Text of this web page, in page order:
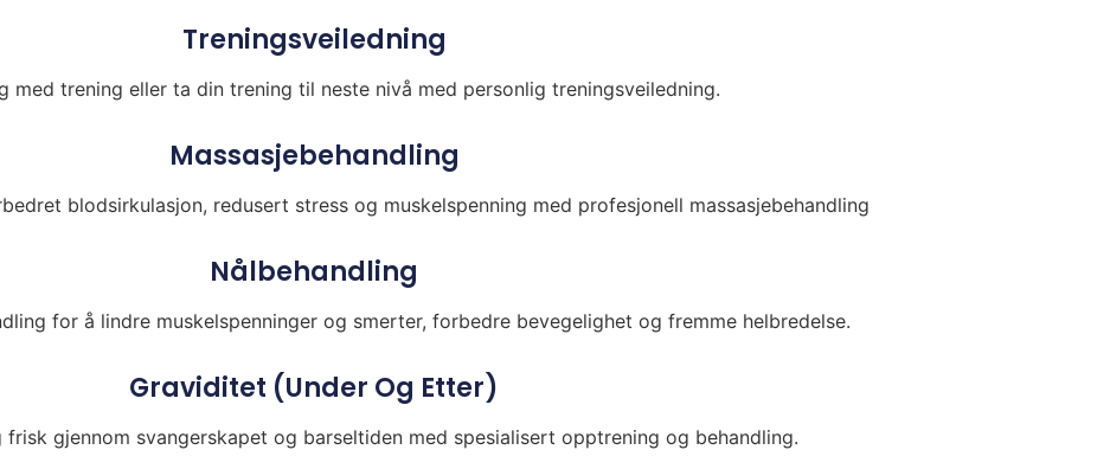
Treningsveiledning
med trening eller ta din trening til neste nivå med personlig treningsveiledning.
Massasjebehandling
blodsirkulasjon, redusert stress og muskelspenning med profesjonell massasjebehandling
Nålbehandling
for å lindre muskelspenninger og smerter, forbedre bevegelighet og fremme helbredelse.
Graviditet (under Og Etter)
gjennom svangerskapet og barseltiden med spesialisert opptrening og behandling.